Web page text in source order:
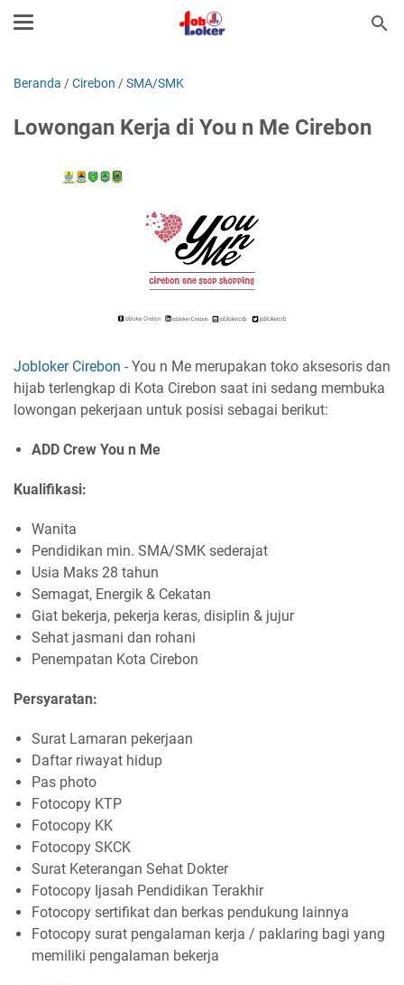
Beranda /Cirebon /SMA/SMK
Lowongan Kerja di You n Me Cirebon
Jobloker Cirebon - You n Me merupakan toko aksesoris dan
hijab terlengkap di Kota Cirebon saat ini sedang membuka
lowongan pekerjaan untuk posisi sebagai berikut:
ADD Crew You n Me
Kualifikasi:
Wanita
Pendidikan min. SMA/SMK sederajat
Usia Maks 28 tahun
Semagat, Energik & Cekatan
Giat bekerja, pekerja keras, disiplin & jujur
Sehat jasmani dan rohani
Penempatan Kota Cirebon
Persyaratan:
Surat Lamaran pekerjaan
Daftar riwayat hidup
Pas photo
Fotocopy KTP
Fotocopy KK
Fotocopy SKCK
Surat Keterangan Sehat Dokter
Fotocopy Ijasah Pendidikan Terakhir
Fotocopy sertifikat dan berkas pendukung lainnya
Fotocopy surat pengalaman kerja / paklaring bagi yang
memiliki pengalaman bekerja